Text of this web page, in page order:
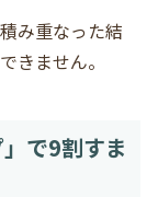
み重なった結
きません。
で9割すま